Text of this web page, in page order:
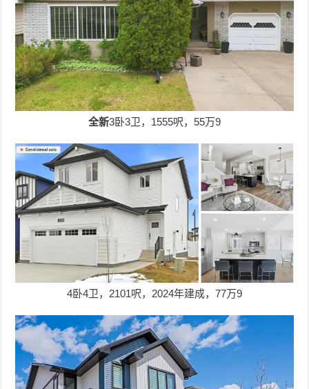
全新3卧3卫，1555呎，55万9
4卧4卫，2101呎，2024年建成，77万9